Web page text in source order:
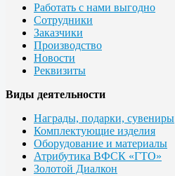
Работать с нами выгодно
Сотрудники
Заказчики
Производство
Новости
Реквизиты
Виды деятельности
Награды, подарки, сувениры
Комплектующие изделия
Оборудование и материалы
Атрибутика ВФСК «ГТО»
Золотой Диалкон